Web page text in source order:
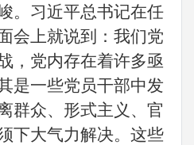
。 习近平总书记在任
会上就说到：我们党
，党内存在着许多亟
是一些党员干部中发
群众、形式主义、官
下大气力解决。这些